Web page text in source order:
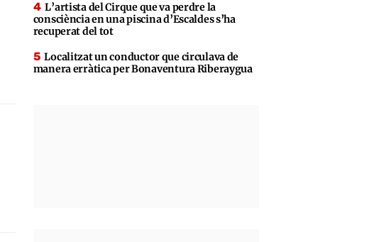
L’artista del Cirque que va perdre la
consciència en una piscina d’Escaldes s’ha
recuperat del tot
Localitzat un conductor que circulava de
manera erràtica per Bonaventura Riberaygua